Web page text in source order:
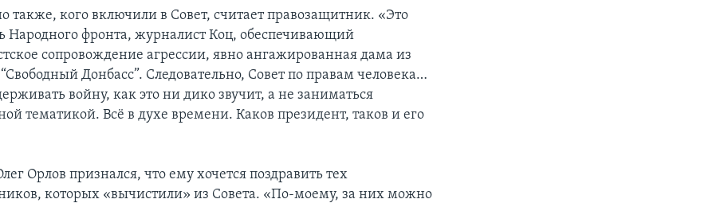
также, кого включили в Совет, считает правозащитник. «Это
Народного фронта, журналист Коц, обеспечивающий
сопровождение агрессии, явно ангажированная дама из
Донбасс”. Следовательно, Совет по правам человека…
войну, как это ни дико звучит, а не заниматься
тематикой. Всё в духе времени. Каков президент, таков и его
Орлов признался, что ему хочется поздравить тех
которых «вычистили» из Совета. «По-моему, за них можно